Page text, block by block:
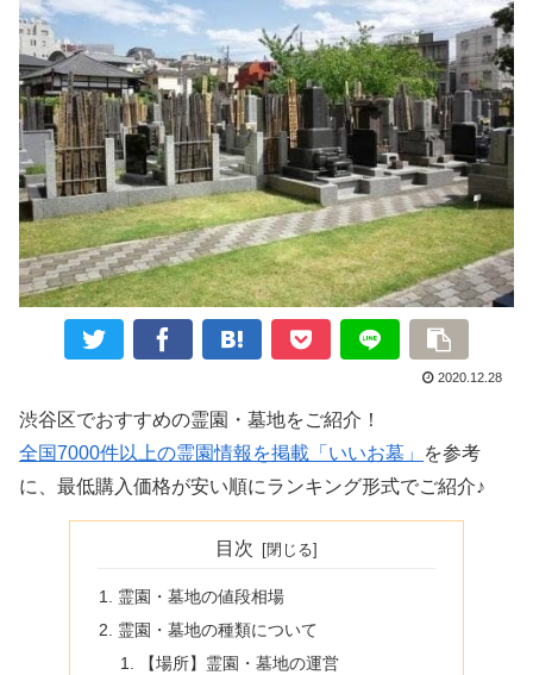
2020.12.28
渋谷区でおすすめの霊園・墓地をご紹介！
全国7000件以上の霊園情報を掲載「いいお墓」
を参考
に、最低購入価格が安い順にランキング形式でご紹介♪
目次
霊園・墓地の値段相場
霊園・墓地の種類について
【場所】霊園・墓地の運営